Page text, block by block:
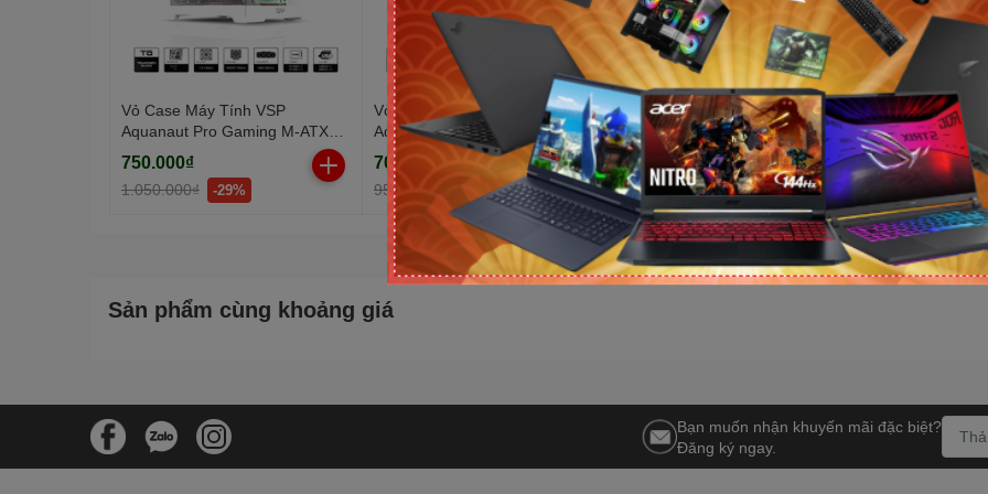
Vỏ Case Máy Tính VSP
Aquanaut Pro Gaming M-ATX
X7 Trắng (Dual Chamber / Kính
Cường Lực)
750.000₫
1.050.000₫ -29%
Vỏ Case Máy Tính VSP
Aquanaut Pro Gaming M-ATX
X7 Đen (Dual Chamber / Form
Cube)
700.000₫
950.000₫ -27%
Tản nhiệt nước AIO Cooler
Master MasterLiquid 360 Atmos
II VRM ARGB Black
3.390.000₫
4.250.000₫ -21%
Tản nhiệt nước
Master
II LCD ARGB
4.154.000₫
4.890.000₫ -
Sản phẩm cùng khoảng giá
Bạn muốn nhận khuyến mãi đặc biệt?
Đăng ký ngay.